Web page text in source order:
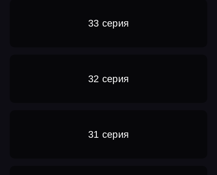
33 серия
32 серия
31 серия